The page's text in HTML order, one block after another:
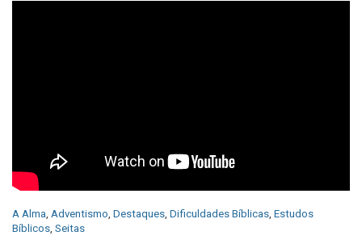
C
a
A Alma, Adventismo, Destaques, Dificuldades Bíblicas, Estudos
Bíblicos, Seitas